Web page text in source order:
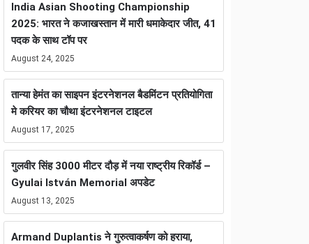
India Asian Shooting Championship
2025: भारत ने कजाखस्तान में मारी धमाकेदार जीत, 41
पदक के साथ टॉप पर
August 24, 2025
तान्या हेमंत का साइपन इंटरनेशनल बैडमिंटन प्रतियोगिता
मे करियर का चौथा इंटरनेशनल टाइटल
August 17, 2025
गुलवीर सिंह 3000 मीटर दौड़ में नया राष्ट्रीय रिकॉर्ड –
Gyulai István Memorial अपडेट
August 13, 2025
Armand Duplantis ने गुरुत्वाकर्षण को हराया,